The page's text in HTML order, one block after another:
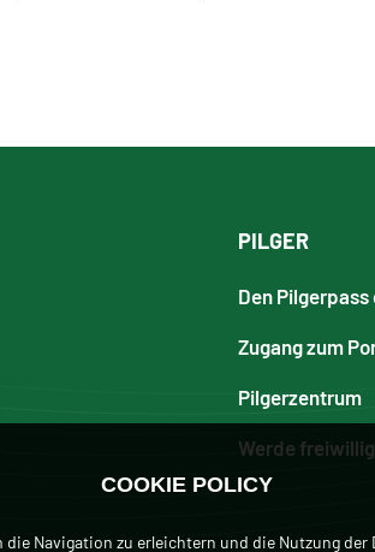
PILGER
Den
Zugang zum
Pilgerzentrum
Werde
COOKIE POLICY
Navigation zu erleichtern und die Nutzung